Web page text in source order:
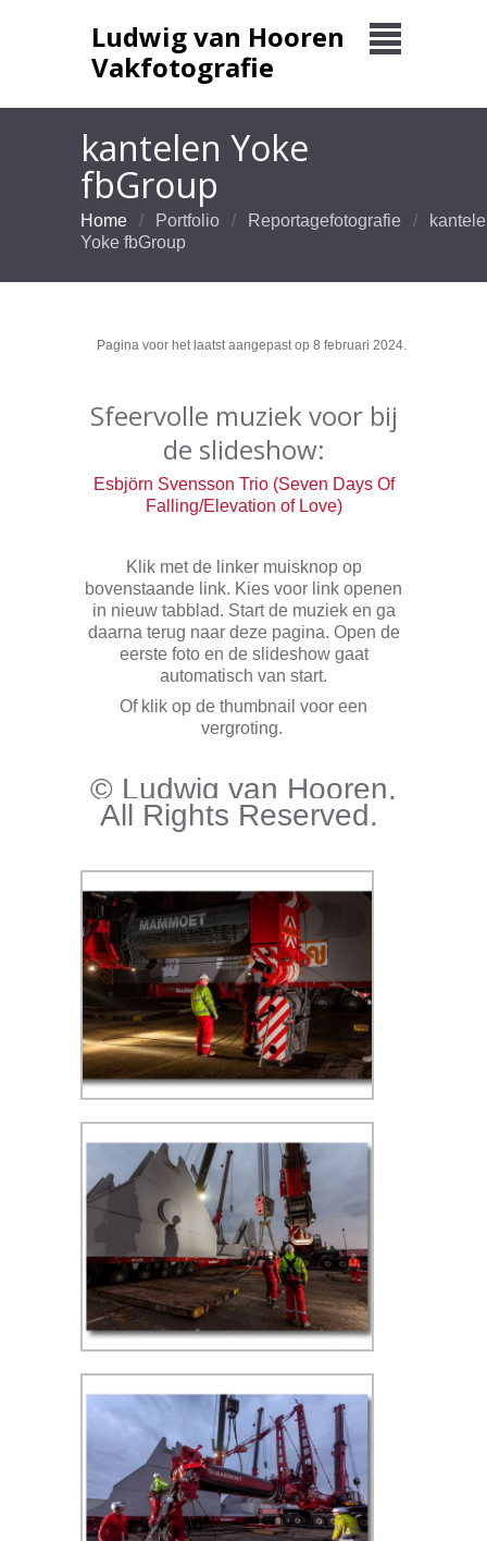
Ludwig van Hooren
Vakfotografie
kantelen Yoke
fbGroup
Home Portfolio Reportagefotografie
Yoke fbGroup
Pagina voor het laatst aangepast op 8 februari 2024.
Sfeervolle muziek voor bij
de slideshow:
Esbjörn Svensson Trio (Seven Days Of
Falling/Elevation of Love)
Klik met de linker muisknop op
bovenstaande link. Kies voor link openen
in nieuw tabblad. Start de muziek en ga
daarna terug naar deze pagina. Open de
eerste foto en de slideshow gaat
automatisch van start.
Of klik op de thumbnail voor een
vergroting.
© Ludwig van Hooren.
All Rights Reserved.